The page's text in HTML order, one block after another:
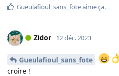
Gueulafioul_sans_foteaime ça.
Zidor 12 déc. 2023
Gueulafioul_sans_fote
croire !